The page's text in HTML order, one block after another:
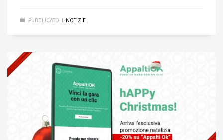
PUBBLICATO IL NOTIZIE